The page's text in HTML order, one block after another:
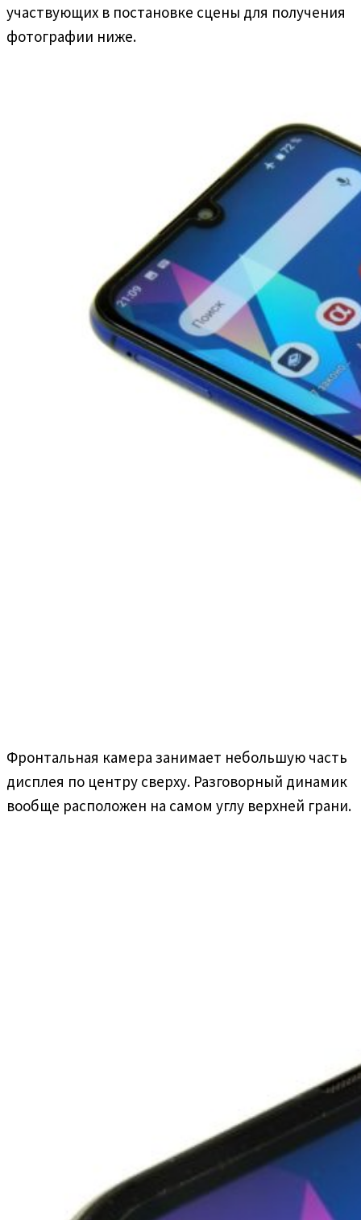
участвующих в постановке сцены для получения
фотографии ниже.
Фронтальная камера занимает небольшую часть
дисплея по центру сверху. Разговорный динамик
вообще расположен на самом углу верхней грани.